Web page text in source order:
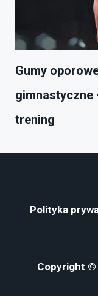
Gumy
gimnastyczne
trening
Polityka
Copyright ©